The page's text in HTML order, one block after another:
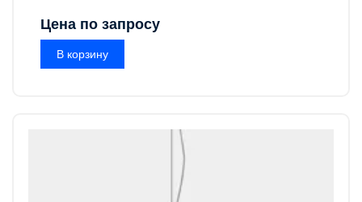
Цена по запросу
В корзину